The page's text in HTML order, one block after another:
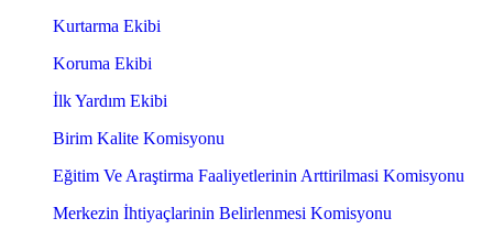
Kurtarma Ekibi
Koruma Ekibi
İlk Yardım Ekibi
Birim Kalite Komisyonu
Eğitim Ve Araştirma Faaliyetlerinin Arttirilmasi Komisyonu
Merkezin İhtiyaçlarinin Belirlenmesi Komisyonu